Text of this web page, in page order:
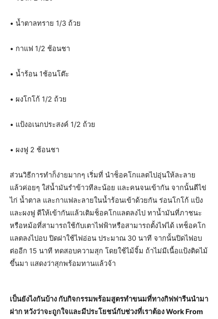
• น้ำตาลทราย 1/3 ถ้วย
• กาแฟ 1/2 ช้อนชา
• น้ำร้อน 1ช้อนโต๊ะ
• ผงโกโก้ 1/2 ถ้วย
• แป้งอเนกประสงค์ 1/2 ถ้วย
• ผงฟู 2 ช้อนชา
ส่วนวิธีการทำก็ง่ายมากๆ เริ่มที่ นำช็อคโกแลตไปอุ่นให้ละลาย
แล้วค่อยๆ ใส่น้ำมันรำข้าวทีละน้อย และคนจนเข้ากัน จากนั้นตีไข่
ไก่ น้ำตาล และกาแฟละลายในน้ำร้อนเข้าด้วยกัน ร่อนโกโก้ แป้ง
และผงฟู ตีให้เข้ากันแล้วเติมช็อคโกแลตลงไป ทาน้ำมันที่ภาชนะ
หรือหม้อที่สามารถใช้กับเตาไฟฟ้าหรือสามารถตั้งไฟได้ เทช็อคโก
แลตลงไปอบ ปิดฝาใช้ไฟอ่อน ประมาณ 30 นาที จากนั้นปิดไฟอบ
ต่ออีก 15 นาที ทดสอบความสุก โดยใช้ไม้จิ้ม ถ้าไม่มีเนื้อแป้งติดไม้
ขึ้นมา แสดงว่าสุกพร้อมทานแล้วจ้า
เป็นยังไงกันบ้าง กับกิจกรรมพร้อมสูตรทำขนมที่ทางกิฟฟารีนนำมา
ฝาก หวังว่าจะถูกใจและมีประโยชน์กับช่วงที่เราต้อง Work From